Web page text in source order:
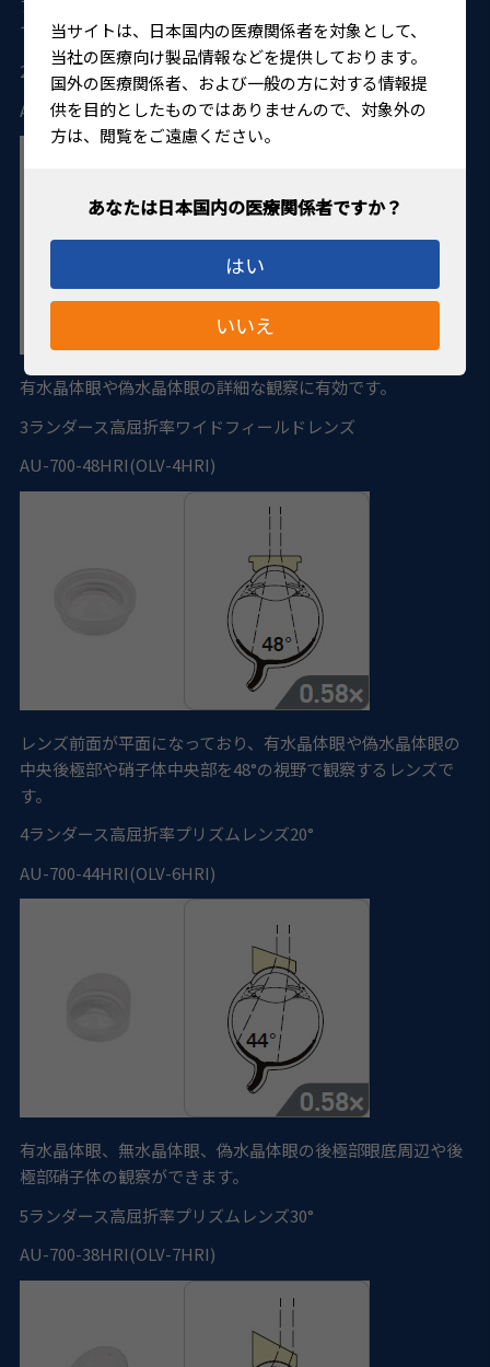
当サイトは、日本国内の医療関係者を対象として、
当社の医療向け製品情報などを提供しております。
国外の医療関係者、および一般の方に対する情報提
供を目的としたものではありませんので、対象外の
方は、閲覧をご遠慮ください。
はい
いいえ
ブ滅菌可能です。 トールタイプの縫合レンズリングを使用し
て固定します。
2
ランダース高屈折率拡大レンズ
AU-700-34HRI(OLV-3HRI)
有水晶体眼や偽水晶体眼の詳細な観察に有効です。
3ランダース高屈折率ワイドフィールドレンズ
AU-700-48HRI(OLV-4HRI)
レンズ前面が平面になっており、有水晶体眼や偽水晶体眼の
中央後極部や硝子体中央部を48°の視野で観察するレンズで
す。
4ランダース高屈折率プリズムレンズ20°
AU-700-44HRI(OLV-6HRI)
有水晶体眼、無水晶体眼、偽水晶体眼の後極部眼底周辺や後
極部硝子体の観察ができます。
5ランダース高屈折率プリズムレンズ30°
AU-700-38HRI(OLV-7HRI)